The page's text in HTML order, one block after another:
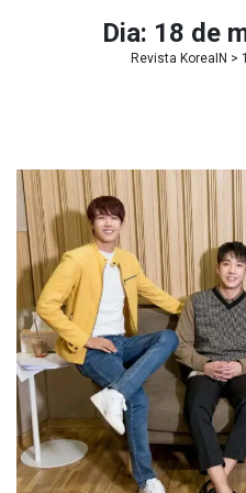
Dia: 18 de
Revista KoreaIN >